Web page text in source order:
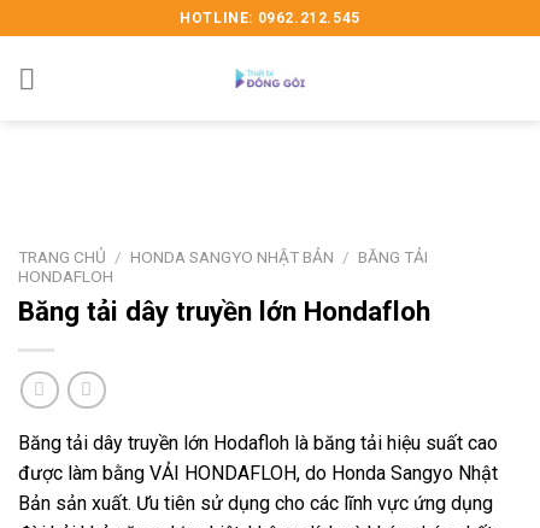
to
content
HOTLINE: 0962.212.545
TRANG CHỦ / HONDA SANGYO NHẬT BẢN / BĂNG TẢI
HONDAFLOH
Băng tải dây truyền lớn Hondafloh
Băng tải dây truyền lớn Hodafloh là băng tải hiệu suất cao
được làm bằng VẢI HONDAFLOH, do Honda Sangyo Nhật
Bản sản xuất. Ưu tiên sử dụng cho các lĩnh vực ứng dụng